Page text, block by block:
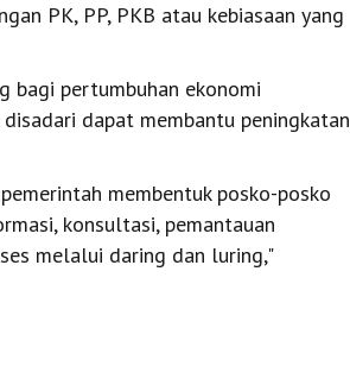
PK, PP, PKB atau kebiasaan yang
bagi pertumbuhan ekonomi
dapat membantu peningkatan
membentuk posko-posko
konsultasi, pemantauan
melalui daring dan luring,"